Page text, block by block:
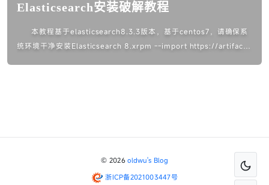
Elasticsearch安装破解教程
本教程基于elasticsearch8.3.3版本，基于centos7，请确保系
统环境干净安装Elasticsearch 8.xrpm --import https://artifact
© 2026oldwu's Blog
浙ICP备2021003447号